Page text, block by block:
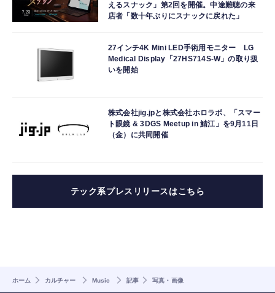
えるスナック」第2回を開催。中途難聴の来
店者「数十年ぶりにスナックに戻れた」
27インチ4K Mini LED手術用モニター LG
Medical Display「27HS714S-W」の取り扱
いを開始
株式会社jig.jpと株式会社ホロラボ、「スマー
ト眼鏡 & 3DGS Meetup in 鯖江」を9月11日
（金）に共同開催
テック系プレスリリースはこちら
ホーム カルチャー Music 記事 写真・画像